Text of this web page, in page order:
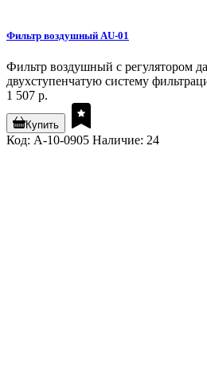
Фильтр воздушный AU-01
Фильтр воздушный с регулятором
двухступенчатую систему
1 507 р.
Купить
Код: A-10-0905 Наличие: 24